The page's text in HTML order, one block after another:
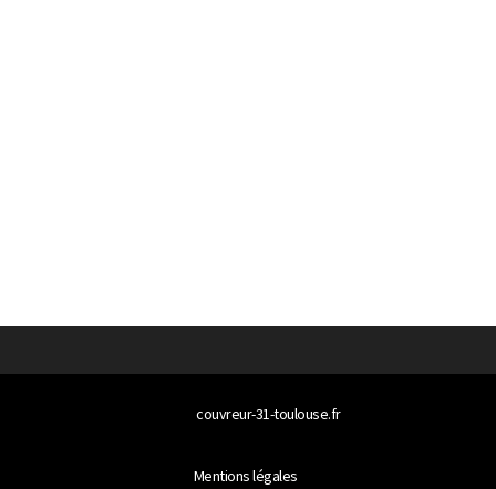
couvreur-31-toulouse.fr
Mentions légales